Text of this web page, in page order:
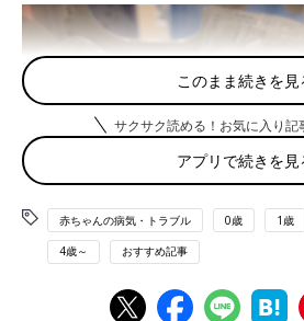
写真は、生後3日目。NICUの保育器に入っている実
このまま続きを見
サクサク読める！お気に入り記
アプリで続きを見
赤ちゃんの病気・トラブル 0歳 1歳
4歳～ おすすめ記事